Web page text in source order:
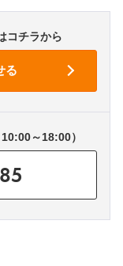
コチラから
～18:00）